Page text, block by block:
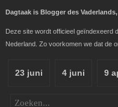
Dagtaak is Blogger des
Deze site wordt officieel geïndexeerd
Nederland. Zo voorkomen we dat de
23 juni 4 juni 9